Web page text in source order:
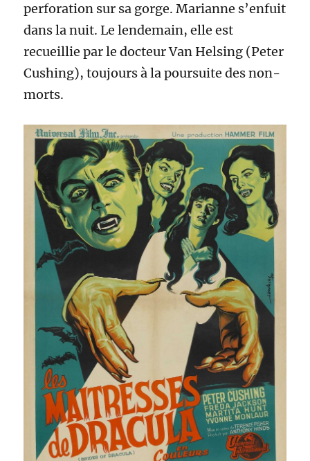
perforation sur sa gorge. Marianne s’enfuit
dans la nuit. Le lendemain, elle est
recueillie par le docteur Van Helsing (Peter
Cushing), toujours à la poursuite des non-
morts.